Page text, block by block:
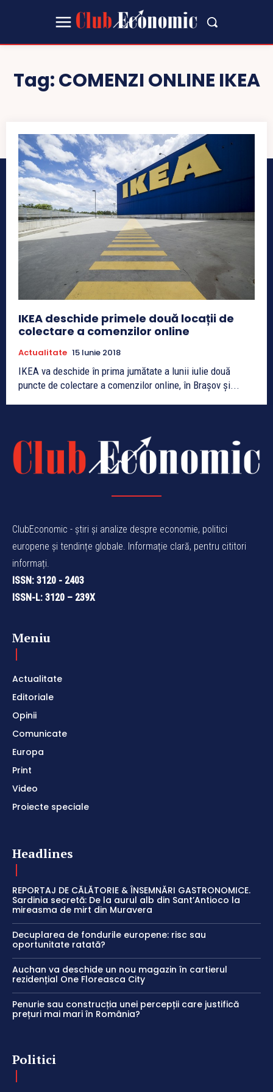
Tag:COMENZI ONLINE IKEA
IKEA deschide primele două locații de
colectare a comenzilor online
Actualitate 15 Iunie 2018
IKEA va deschide în prima jumătate a lunii iulie două
puncte de colectare a comenzilor online, în Brașov și...
ClubEconomic - știri și analize despre economie, politici
europene și tendințe globale. Informație clară, pentru cititori
informați.
ISSN: 3120 - 2403
ISSN-L: 3120 – 239X
Meniu
Actualitate
Editoriale
Opinii
Comunicate
Europa
Print
Video
Proiecte speciale
Headlines
REPORTAJ DE CĂLĂTORIE & ÎNSEMNĂRI GASTRONOMICE.
Sardinia secretă: De la aurul alb din Sant’Antioco la
mireasma de mirt din Muravera
Decuplarea de fondurile europene: risc sau
oportunitate ratată?
Auchan va deschide un nou magazin în cartierul
rezidențial One Floreasca City
Penurie sau construcția unei percepții care justifică
prețuri mai mari în România?
Politici